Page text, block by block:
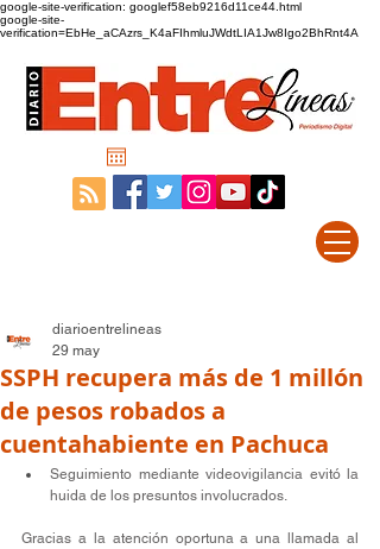
google-site-verification: googlef58eb9216d11ce44.html
google-site-
verification=EbHe_aCAzrs_K4aFIhmluJWdtLIA1Jw8Igo2BhRnt4A
SSPH recupera más de 1 millón
de pesos robados a
cuentahabiente en Pachuca
diarioentrelineas
29 may
Seguimiento mediante videovigilancia evitó la
huida de los presuntos involucrados.
Gracias a la atención oportuna a una llamada al